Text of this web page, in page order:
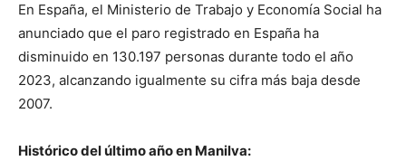
En España, el Ministerio de Trabajo y Economía Social ha
anunciado que el paro registrado en España ha
disminuido en 130.197 personas durante todo el año
2023, alcanzando igualmente su cifra más baja desde
2007.
Histórico del último año en Manilva: